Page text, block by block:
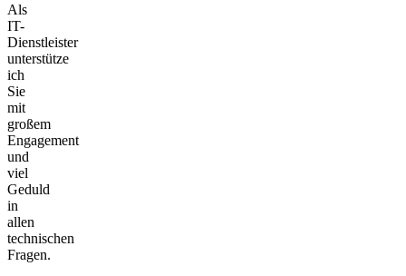
Als
IT-
Dienstleister
unterstütze
ich
Sie
mit
großem
Engagement
und
viel
Geduld
in
allen
technischen
Fragen.